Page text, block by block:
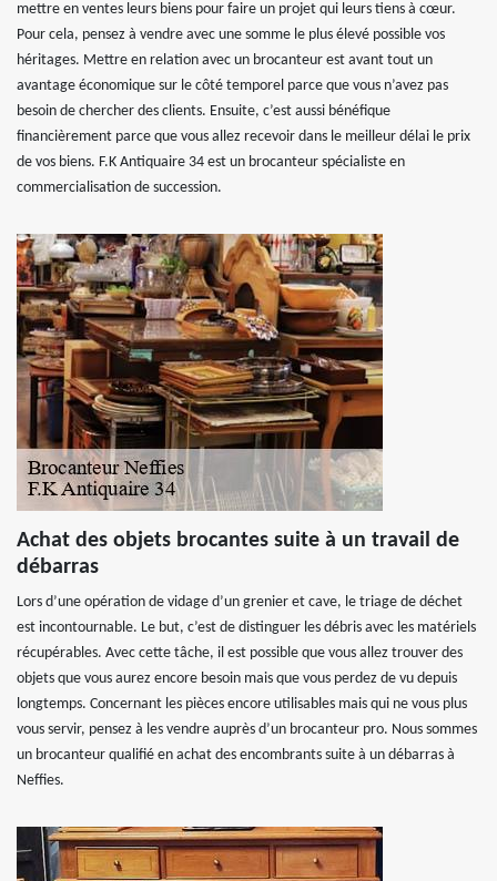
mettre en ventes leurs biens pour faire un projet qui leurs tiens à cœur.
Pour cela, pensez à vendre avec une somme le plus élevé possible vos
héritages. Mettre en relation avec un brocanteur est avant tout un
avantage économique sur le côté temporel parce que vous n’avez pas
besoin de chercher des clients. Ensuite, c’est aussi bénéfique
financièrement parce que vous allez recevoir dans le meilleur délai le prix
de vos biens. F.K Antiquaire 34 est un brocanteur spécialiste en
commercialisation de succession.
Achat des objets brocantes suite à un travail de
débarras
Lors d’une opération de vidage d’un grenier et cave, le triage de déchet
est incontournable. Le but, c’est de distinguer les débris avec les matériels
récupérables. Avec cette tâche, il est possible que vous allez trouver des
objets que vous aurez encore besoin mais que vous perdez de vu depuis
longtemps. Concernant les pièces encore utilisables mais qui ne vous plus
vous servir, pensez à les vendre auprès d’un brocanteur pro. Nous sommes
un brocanteur qualifié en achat des encombrants suite à un débarras à
Neffies.